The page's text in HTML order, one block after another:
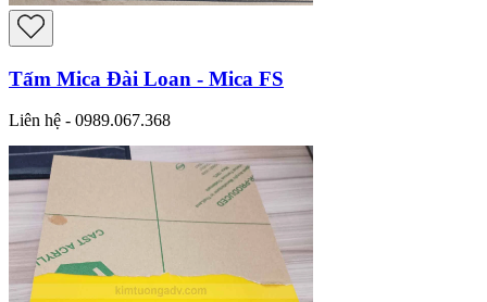
Tấm Mica Đài Loan - Mica FS
Liên hệ - 0989.067.368